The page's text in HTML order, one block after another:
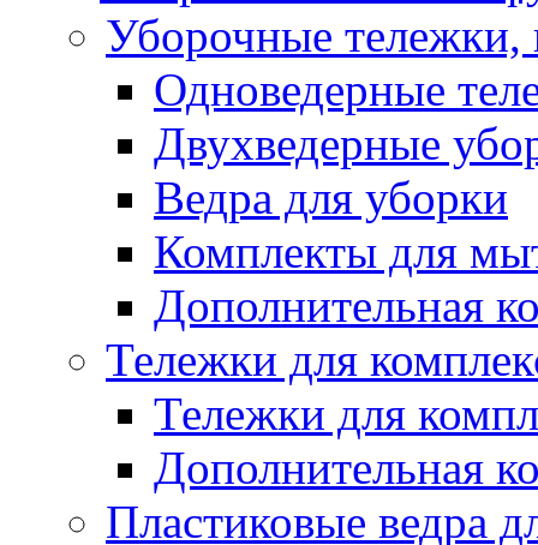
Уборочные тележки,
Одноведерные
Двухведерные
Ведра для уборки
Комплекты для
Дополнительная
Тележки для
Тележки для
Дополнительная
Пластиковые ведра